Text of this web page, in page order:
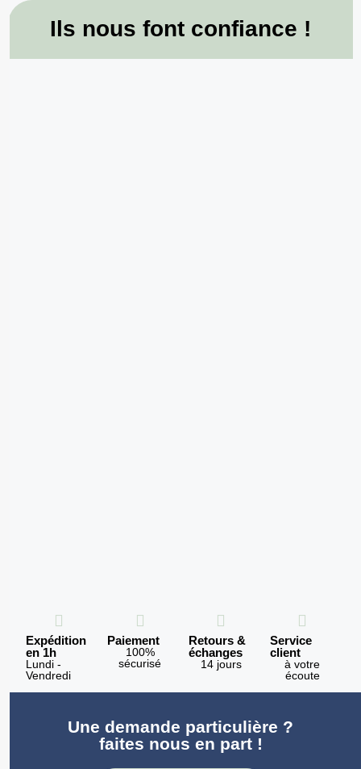
Ils nous font confiance !
Expédition
en 1h
Lundi -
Vendredi
Paiement
100%
sécurisé
Retours &
échanges
14 jours
Service
client
à votre
écoute
Une demande particulière ?
faites nous en part !